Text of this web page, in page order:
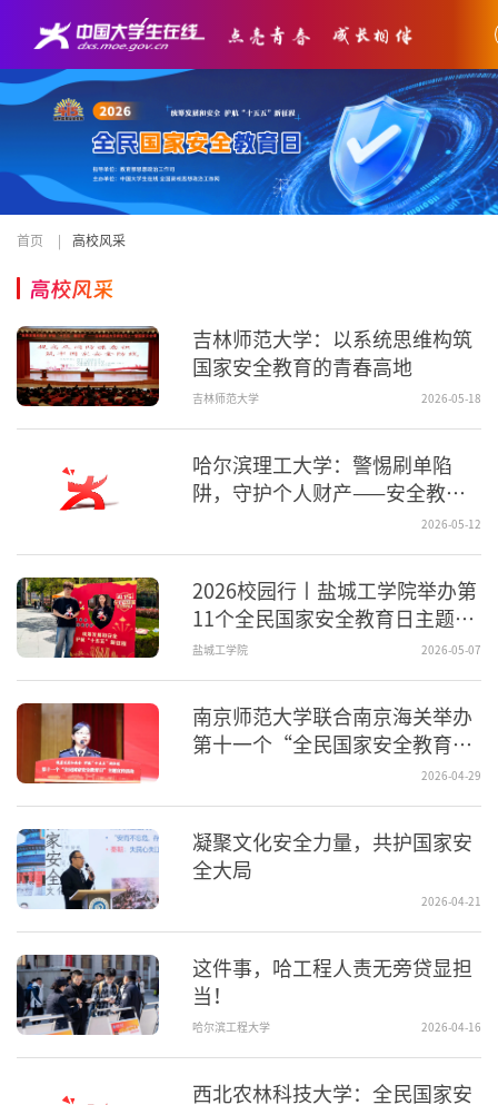
首页 高校风采
高校风采
吉林师范大学：以系统思维构筑
国家安全教育的青春高地
吉林师范大学 2026-05-18
哈尔滨理工大学：警惕刷单陷
阱，守护个人财产——安全教育
2026-05-12
2026校园行丨盐城工学院举办第
11个全民国家安全教育日主题活
动
盐城工学院 2026-05-07
南京师范大学联合南京海关举办
第十一个“全民国家安全教育
2026-04-29
凝聚文化安全力量，共护国家安
全大局
2026-04-21
这件事，哈工程人责无旁贷显担
当！
哈尔滨工程大学 2026-04-16
西北农林科技大学：全民国家安